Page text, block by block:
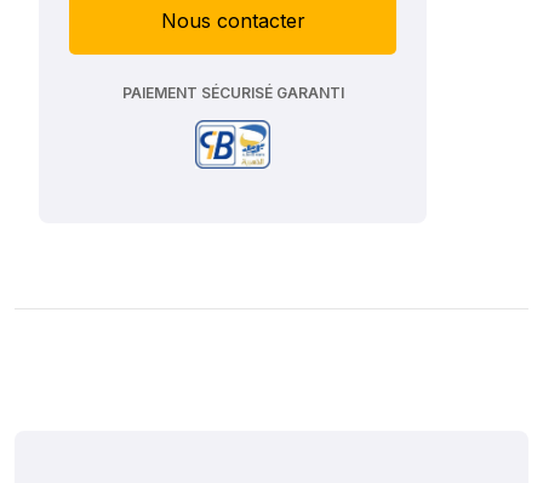
Nous contacter
PAIEMENT SÉCURISÉ GARANTI